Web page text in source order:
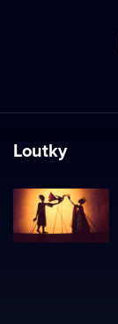
Loutky